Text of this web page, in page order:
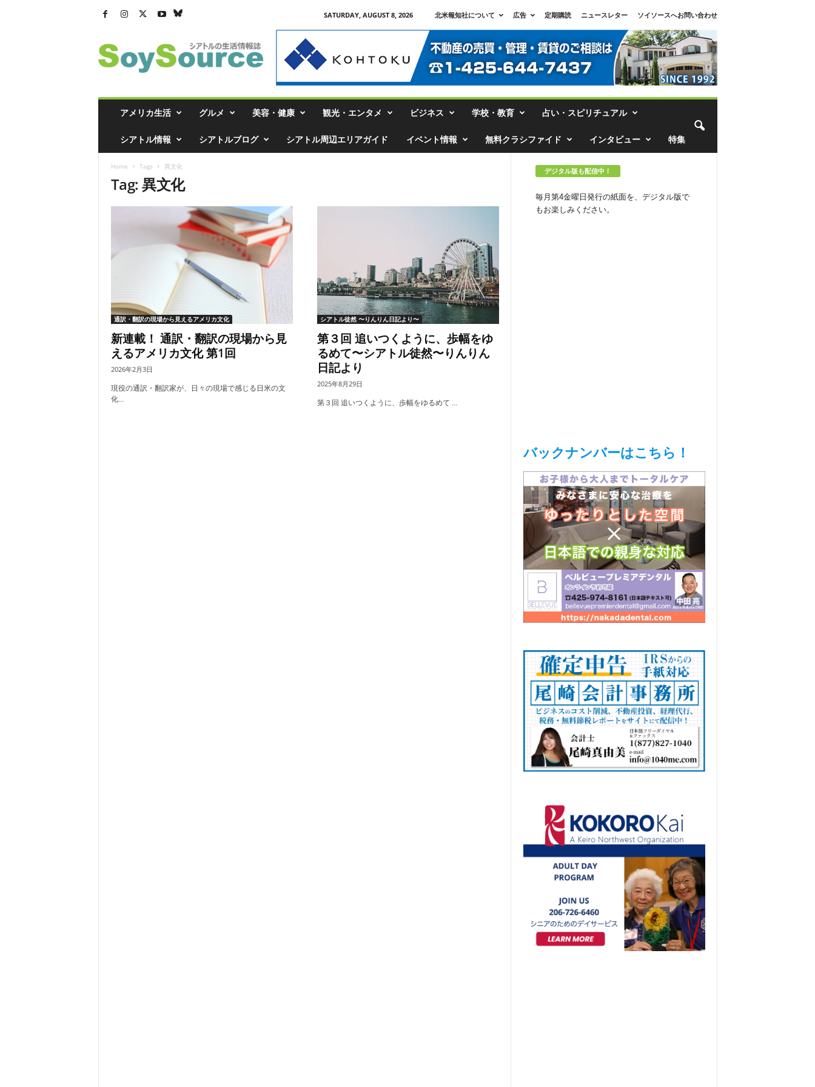
SATURDAY, AUGUST 8, 2026 北米報知社について 広告 定期購読 ニュースレター
ソイソースへお問い合わせ
ト
ル
アメリカ生活 グルメ 美容・健康 観光・エンタメ ビジネス 学校・教育 占い・スピリチュアル
シアトル情報 シアトルブログ シアトル周辺エリアガイド イベント情報 無料クラシファイド インタビュー 特集
Home Tags 異文化
Tag: 異文化
通訳・翻訳の現場から見えるアメリカ文化
新連載！ 通訳・翻訳の現場から見
えるアメリカ文化 第1回
2026年2月3日
現役の通訳・翻訳家が、日々の現場で感じる日米の文
化...
シアトル徒然 〜りんりん日記より〜
第３回 追いつくように、歩幅をゆ
るめて〜シアトル徒然〜りんりん
日記より
2025年8月29日
第３回 追いつくように、歩幅をゆるめて ...
デジタル版も配信中！
毎月第4金曜日発行の紙面を、デジタル版で
もお楽しみください。
バックナンバーはこちら！